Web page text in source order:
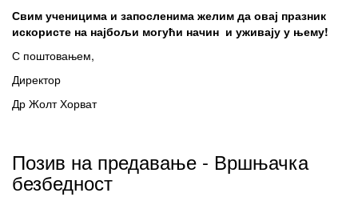
Свим ученицима и запосленима желим да овај празник
искористе на најбољи могући начин и уживају у њему!
С поштовањем,
Директор
­­­­­­­Др Жолт Хорват
Позив на предавање - Вршњачка
безбедност